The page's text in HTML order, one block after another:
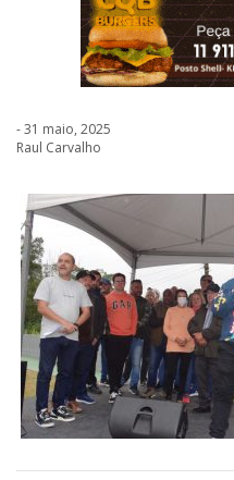
- 31 maio, 2025
Raul Carvalho